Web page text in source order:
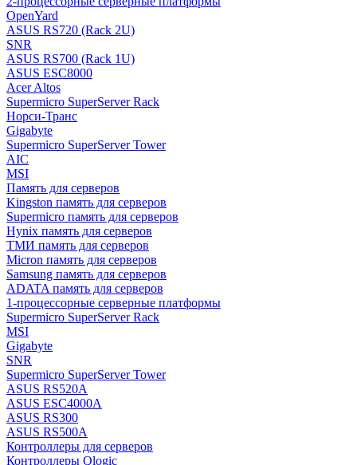
OpenYard
ASUS RS720 (Rack 2U)
SNR
ASUS RS700 (Rack 1U)
ASUS ESC8000
Acer Altos
Supermicro SuperServer Rack
Норси-Транс
Gigabyte
Supermicro SuperServer Tower
AIC
MSI
Память для серверов
Kingston память для серверов
Supermicro память для серверов
Hynix память для серверов
ТМИ память для серверов
Micron память для серверов
Samsung память для серверов
ADATA память для серверов
1-процессорные серверные платформы
Supermicro SuperServer Rack
MSI
Gigabyte
SNR
Supermicro SuperServer Tower
ASUS RS520A
ASUS ESC4000A
ASUS RS300
ASUS RS500A
Контроллеры для серверов
Контроллеры Qlogic